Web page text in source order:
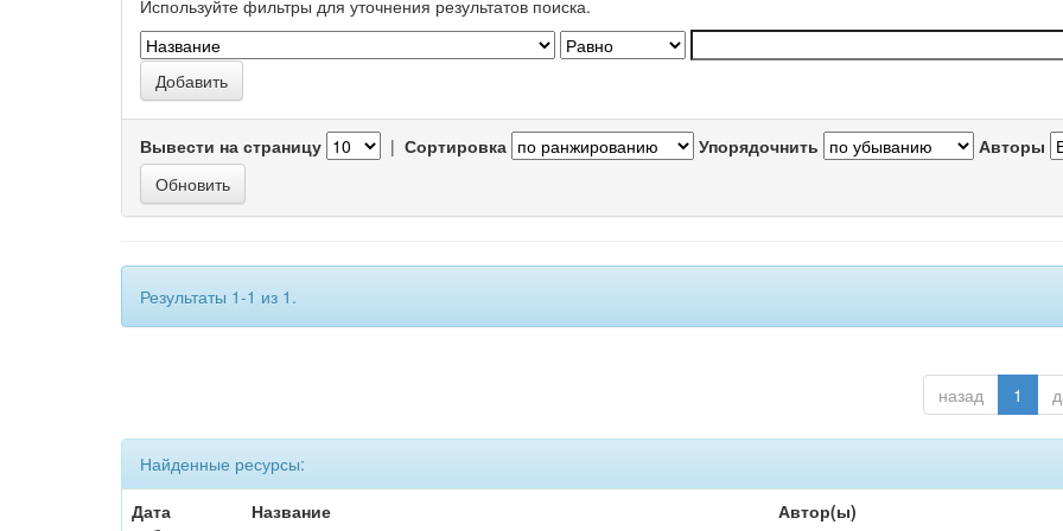
Используйте фильтры для уточнения результатов поиска.
Вывести на страницу | Сортировка Упорядочнить Авторы
Результаты 1-1 из 1.
назад 1
Найденные ресурсы:
Дата
Название Автор(ы)